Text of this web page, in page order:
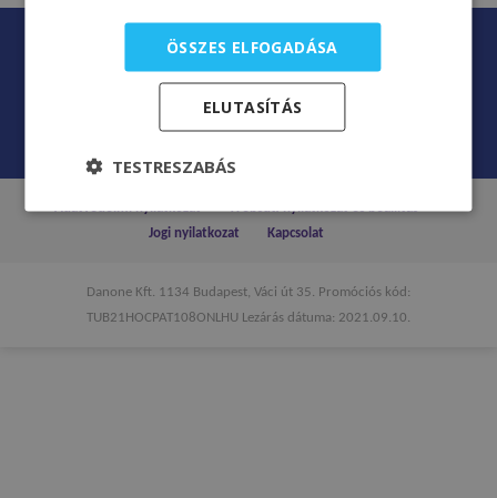
A jelen weboldal általános információkat tartalmaz, amelyek célja a
tájékoztatás. A jelen weboldalon szereplő információk nem helyettesítik
az orvosi konzultációt, a vizsgálatot, a diagnózist és a kezelést.
Egészségügyi probléma esetén haladéktalanul forduljon orvosához!
Adatvédelmi nyilatkozat
Websüti nyilatkozat és beállítás
Jogi nyilatkozat
Kapcsolat
Danone Kft. 1134 Budapest, Váci út 35. Promóciós kód:
TUB21HOCPAT108ONLHU Lezárás dátuma: 2021.09.10.
ÖSSZES ELFOGADÁSA
ELUTASÍTÁS
TESTRESZABÁS